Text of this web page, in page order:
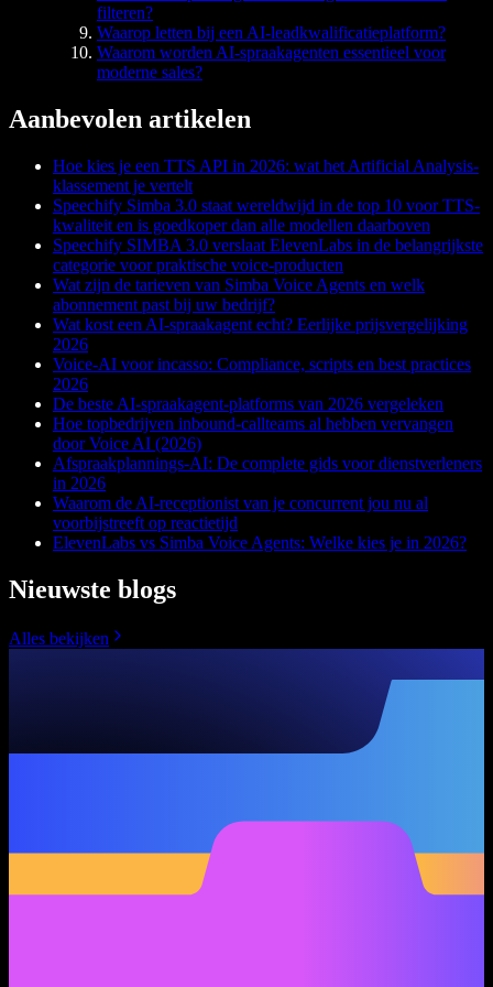
filteren?
Waarop letten bij een AI-leadkwalificatieplatform?
Waarom worden AI-spraakagenten essentieel voor
moderne sales?
Aanbevolen artikelen
Hoe kies je een TTS API in 2026: wat het Artificial Analysis-
klassement je vertelt
Speechify Simba 3.0 staat wereldwijd in de top 10 voor TTS-
kwaliteit en is goedkoper dan alle modellen daarboven
Speechify SIMBA 3.0 verslaat ElevenLabs in de belangrijkste
categorie voor praktische voice-producten
Wat zijn de tarieven van Simba Voice Agents en welk
abonnement past bij uw bedrijf?
Wat kost een AI-spraakagent echt? Eerlijke prijsvergelijking
2026
Voice-AI voor incasso: Compliance, scripts en best practices
2026
De beste AI-spraakagent-platforms van 2026 vergeleken
Hoe topbedrijven inbound-callteams al hebben vervangen
door Voice AI (2026)
Afspraakplannings-AI: De complete gids voor dienstverleners
in 2026
Waarom de AI-receptionist van je concurrent jou nu al
voorbijstreeft op reactietijd
ElevenLabs vs Simba Voice Agents: Welke kies je in 2026?
Nieuwste blogs
Alles bekijken